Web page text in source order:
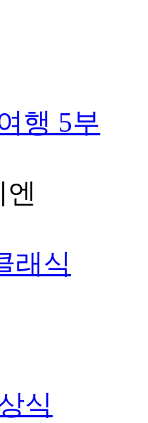
행 5부
래식
식